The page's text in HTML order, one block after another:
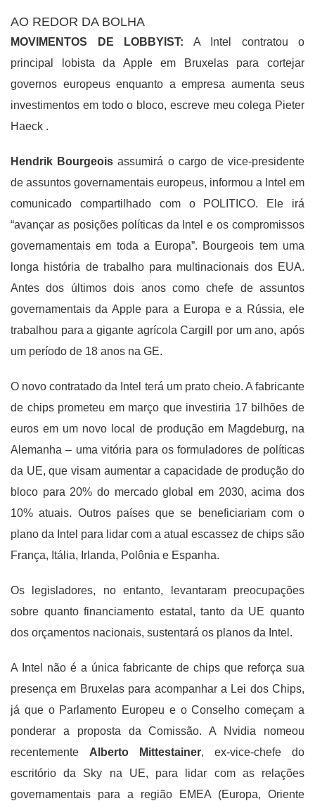
AO REDOR DA BOLHA
MOVIMENTOS DE LOBBYIST: A Intel contratou o
principal lobista da Apple em Bruxelas para cortejar
governos europeus enquanto a empresa aumenta seus
investimentos em todo o bloco, escreve meu colega Pieter
Haeck .
Hendrik Bourgeois assumirá o cargo de vice-presidente
de assuntos governamentais europeus, informou a Intel em
comunicado compartilhado com o POLITICO. Ele irá
“avançar as posições políticas da Intel e os compromissos
governamentais em toda a Europa”. Bourgeois tem uma
longa história de trabalho para multinacionais dos EUA.
Antes dos últimos dois anos como chefe de assuntos
governamentais da Apple para a Europa e a Rússia, ele
trabalhou para a gigante agrícola Cargill por um ano, após
um período de 18 anos na GE.
O novo contratado da Intel terá um prato cheio. A fabricante
de chips prometeu em março que investiria 17 bilhões de
euros em um novo local de produção em Magdeburg, na
Alemanha – uma vitória para os formuladores de políticas
da UE, que visam aumentar a capacidade de produção do
bloco para 20% do mercado global em 2030, acima dos
10% atuais. Outros países que se beneficiariam com o
plano da Intel para lidar com a atual escassez de chips são
França, Itália, Irlanda, Polônia e Espanha.
Os legisladores, no entanto, levantaram preocupações
sobre quanto financiamento estatal, tanto da UE quanto
dos orçamentos nacionais, sustentará os planos da Intel.
A Intel não é a única fabricante de chips que reforça sua
presença em Bruxelas para acompanhar a Lei dos Chips,
já que o Parlamento Europeu e o Conselho começam a
ponderar a proposta da Comissão. A Nvidia nomeou
recentemente Alberto Mittestainer, ex-vice-chefe do
escritório da Sky na UE, para lidar com as relações
governamentais para a região EMEA (Europa, Oriente